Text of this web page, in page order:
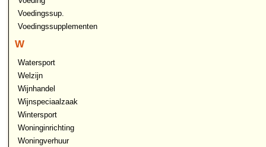
Voedingssup.
Voedingssupplementen
W
Watersport
Welzijn
Wijnhandel
Wijnspeciaalzaak
Wintersport
Woninginrichting
Woningverhuur